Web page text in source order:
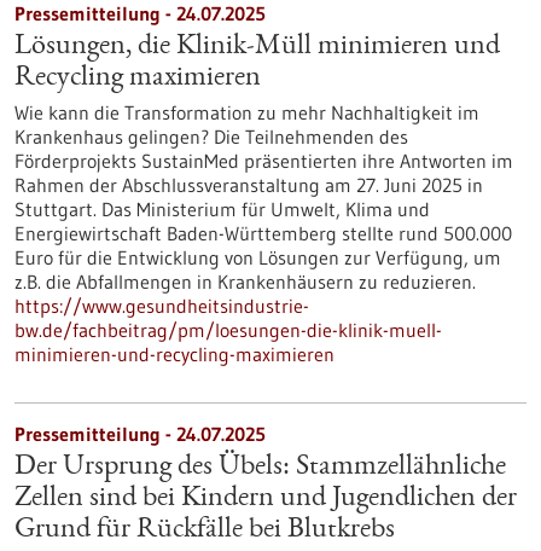
Pressemitteilung - 24.07.2025
Lösungen, die Klinik-Müll minimieren und
Recycling maximieren
Wie kann die Transformation zu mehr Nachhaltigkeit im
Krankenhaus gelingen? Die Teilnehmenden des
Förderprojekts SustainMed präsentierten ihre Antworten im
Rahmen der Abschlussveranstaltung am 27. Juni 2025 in
Stuttgart. Das Ministerium für Umwelt, Klima und
Energiewirtschaft Baden-Württemberg stellte rund 500.000
Euro für die Entwicklung von Lösungen zur Verfügung, um
z.B. die Abfallmengen in Krankenhäusern zu reduzieren.
https://www.gesundheitsindustrie-
bw.de/fachbeitrag/pm/loesungen-die-klinik-muell-
minimieren-und-recycling-maximieren
Pressemitteilung - 24.07.2025
Der Ursprung des Übels: Stammzellähnliche
Zellen sind bei Kindern und Jugendlichen der
Grund für Rückfälle bei Blutkrebs